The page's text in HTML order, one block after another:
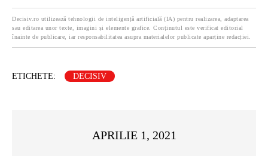
Decisiv.ro utilizează tehnologii de inteligență artificială (IA) pentru realizarea, adaptarea
sau editarea unor texte, imagini și elemente grafice. Conținutul este verificat editorial
înainte de publicare, iar responsabilitatea asupra materialelor publicate aparține redacției.
ETICHETE: DECISIV
APRILIE 1, 2021